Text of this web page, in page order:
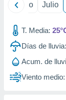
Junio Julio
T. Media:
Días de lluvia:
Acum. de
Viento medio: